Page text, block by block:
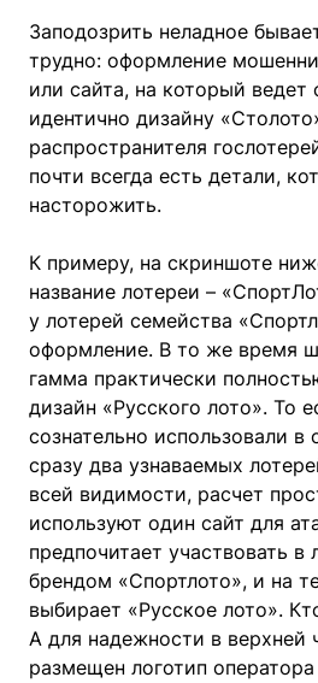
Заподозрить неладное
трудно: оформление
или сайта, на который ведет
идентично дизайну
распространителя
почти всегда есть детали,
насторожить.
К примеру, на скриншоте
название лотереи –
у лотерей семейства
оформление. В то же время
гамма практически
дизайн «Русского лото». То
сознательно использовали
сразу два узнаваемых
всей видимости, расчет
используют один сайт для
предпочитает участвовать в
брендом «Спортлото», и на
выбирает «Русское лото».
А для надежности в верхней
размещен логотип